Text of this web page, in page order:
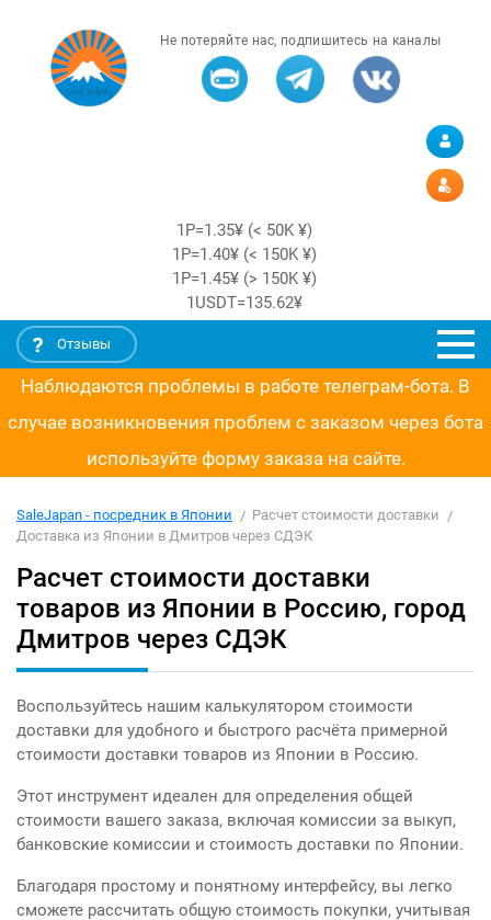
Не потеряйте нас, подпишитесь на каналы
1Р=1.35¥ (< 50K ¥)
1Р=1.40¥ (< 150K ¥)
1Р=1.45¥ (> 150K ¥)
1USDT=135.62¥
Отзывы
Наблюдаются проблемы в работе телеграм-бота. В
случае возникновения проблем с заказом через бота
используйте форму заказа на сайте.
SaleJapan - посредник в Японии
Расчет стоимости доставки
Доставка из Японии в Дмитров через СДЭК
Расчет стоимости доставки
товаров из Японии в Россию, город
Дмитров через СДЭК
Воспользуйтесь нашим калькулятором стоимости
доставки для удобного и быстрого расчёта примерной
стоимости доставки товаров из Японии в Россию.
Этот инструмент идеален для определения общей
стоимости вашего заказа, включая комиссии за выкуп,
банковские комиссии и стоимость доставки по Японии.
Благодаря простому и понятному интерфейсу, вы легко
сможете рассчитать общую стоимость покупки, учитывая